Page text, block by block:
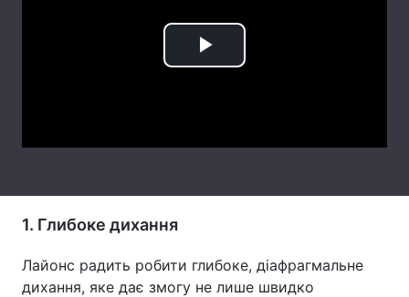
Тема оформлення
Play
1. Глибоке дихання
Лайонс радить робити глибоке, діафрагмальне
дихання, яке дає змогу не лише швидко